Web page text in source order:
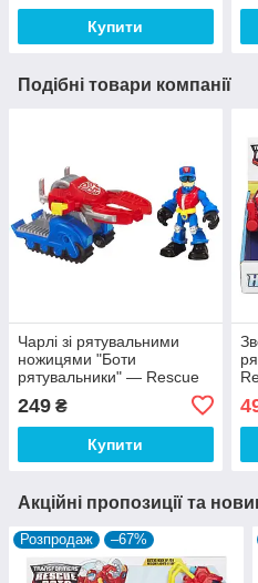
Купити
Подібні товари компанії
Чарлі зі рятувальними
ножицями "Боти
рятувальники" — Rescue
249 ₴
Купити
Акційні пропозиції та
Розпродаж –67%